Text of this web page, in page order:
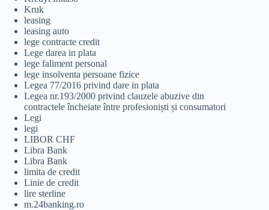
Kruk
leasing
leasing auto
lege contracte credit
Lege darea in plata
lege faliment personal
lege insolventa persoane fizice
Legea 77/2016 privind dare in plata
Legea nr.193/2000 privind clauzele abuzive din
contractele încheiate între profesioniști și consumatori
Legi
legi
LIBOR CHF
Libra Bank
Libra Bank
limita de credit
Linie de credit
lire sterline
m.24banking.ro